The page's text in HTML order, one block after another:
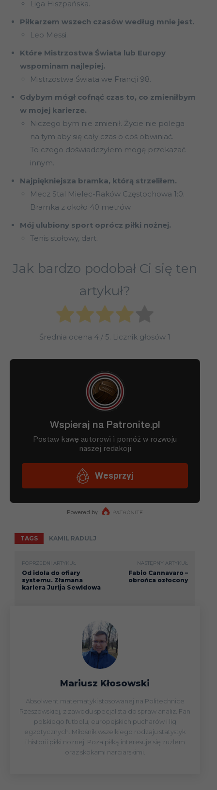
Liga Hiszpańska.
Piłkarzem wszech czasów według mnie jest.
Leo Messi.
Które Mistrzostwa Świata lub Europy
wspominam najlepiej.
Mistrzostwa Świata we Francji 98.
Gdybym mógł cofnąć czas to, co zmieniłbym
w mojej karierze.
Niczego bym nie zmienił. Życie nie polega
na tym aby się cały czas o coś obwiniać.
To czego doświadczyłem mogę przekazać
innym.
Najpiękniejsza bramka, którą strzeliłem.
Mecz Stal Mielec-Raków Częstochowa 1:0.
Bramka z około 40 metrów.
Mój ulubiony sport oprócz piłki nożnej.
Tenis stołowy, dart.
Jak bardzo podobał Ci się ten
artykuł?
Średnia ocena 4 / 5. Licznik głosów 1
TAGS KAMIL RADULJ
POPRZEDNI ARTYKUŁ
Od idola do ofiary
systemu. Złamana
kariera Jurija Sewidowa
NASTĘPNY ARTYKUŁ
Fabio Cannavaro –
obrońca ozłocony
Mariusz Kłosowski
Absolwent matematyki stosowanej na Politechnice
Rzeszowskiej, z zawodu specjalista do spraw analiz. Fan
polskiego futbolu, europejskich pucharów i lig
egzotycznych. Miłośnik wszelkiego rodzaju statystyk
i historii piłki nożnej. Poza piłką interesuje się żużlem
oraz skokami narciarskimi.